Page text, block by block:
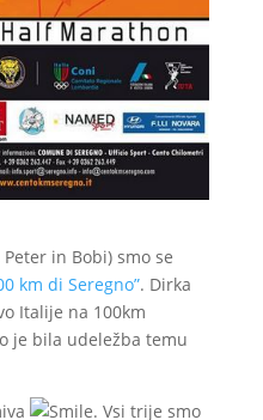
in Bobi) smo se
km di Seregno”. Dirka
Italije na 100km
je bila udeležba temu
. Vsi trije smo